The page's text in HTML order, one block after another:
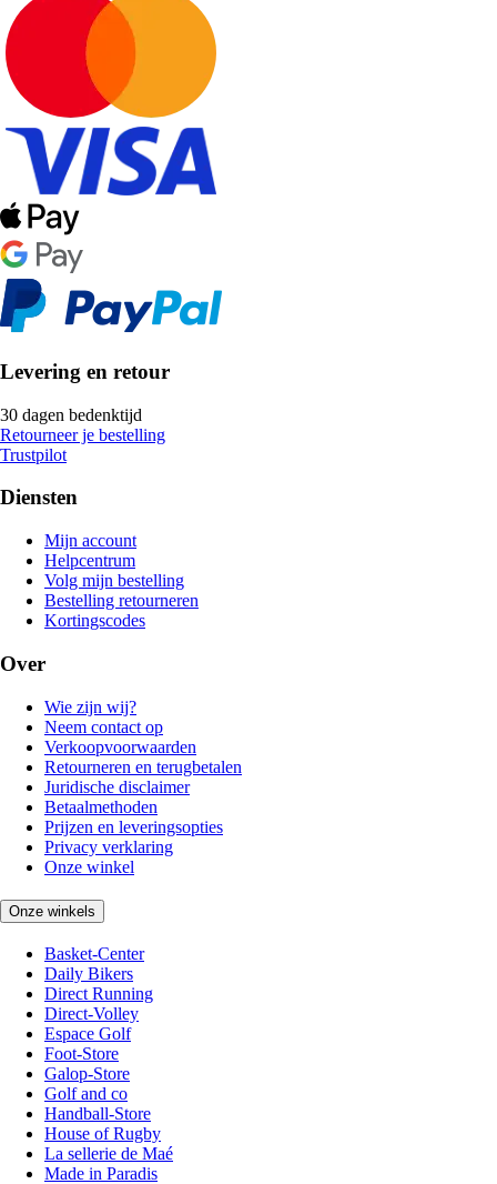
Levering en retour
30 dagen bedenktijd
Retourneer je bestelling
Trustpilot
Diensten
Mijn account
Helpcentrum
Volg mijn bestelling
Bestelling retourneren
Kortingscodes
Over
Wie zijn wij?
Neem contact op
Verkoopvoorwaarden
Retourneren en terugbetalen
Juridische disclaimer
Betaalmethoden
Prijzen en leveringsopties
Privacy verklaring
Onze winkel
Onze winkels
Basket-Center
Daily Bikers
Direct Running
Direct-Volley
Espace Golf
Foot-Store
Galop-Store
Golf and co
Handball-Store
House of Rugby
La sellerie de Maé
Made in Paradis